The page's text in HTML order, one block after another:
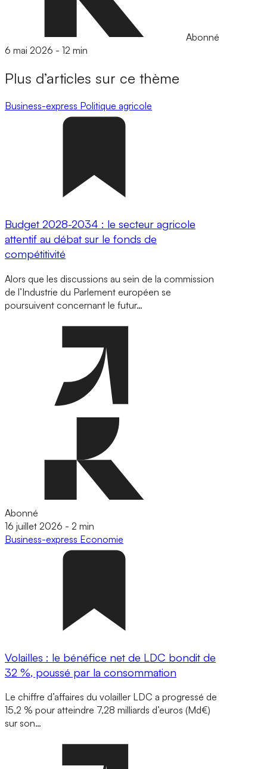
Abonné
6 mai 2026 - 12 min
Plus d’articles sur ce thème
Business-express Politique agricole
Budget 2028-2034 : le secteur agricole
attentif au débat sur le fonds de
compétitivité
Alors que les discussions au sein de la commission
de l’Industrie du Parlement européen se
poursuivent concernant le futur…
Abonné
16 juillet 2026 - 2 min
Business-express Economie
Volailles : le bénéfice net de LDC bondit de
32 %, poussé par la consommation
Le chiffre d’affaires du volailler LDC a progressé de
15,2 % pour atteindre 7,28 milliards d’euros (Md€)
sur son…